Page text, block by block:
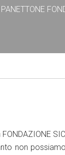
PANETTONE
non